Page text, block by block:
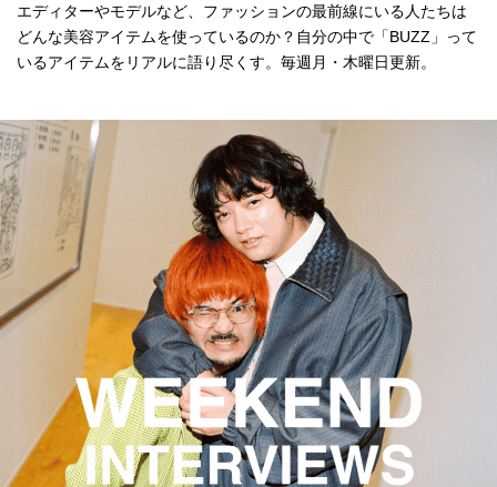
エディターやモデルなど、ファッションの最前線にいる人たちは
どんな美容アイテムを使っているのか？自分の中で「BUZZ」って
いるアイテムをリアルに語り尽くす。毎週月・木曜日更新。